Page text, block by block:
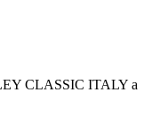
CLASSIC ITALY a